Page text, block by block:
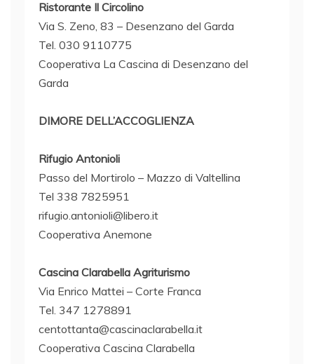
Ristorante Il Circolino
Via S. Zeno, 83 – Desenzano del Garda
Tel. 030 9110775
Cooperativa La Cascina di Desenzano del
Garda
DIMORE DELL’ACCOGLIENZA
Rifugio Antonioli
Passo del Mortirolo – Mazzo di Valtellina
Tel 338 7825951
rifugio.antonioli@libero.it
Cooperativa Anemone
Cascina Clarabella Agriturismo
Via Enrico Mattei – Corte Franca
Tel. 347 1278891
centottanta@cascinaclarabella.it
Cooperativa Cascina Clarabella